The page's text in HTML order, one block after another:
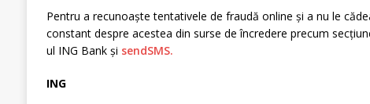
Pentru a recunoaște tentativele de fraudă online și a nu le
constant despre acestea din surse de încredere precum
ul ING Bank și sendSMS.
ING